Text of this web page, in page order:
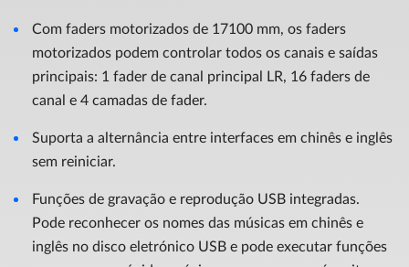
Com faders motorizados de 17100 mm, os faders
motorizados podem controlar todos os canais e saídas
principais: 1 fader de canal principal LR, 16 faders de
canal e 4 camadas de fader.
Suporta a alternância entre interfaces em chinês e inglês
sem reiniciar.
Funções de gravação e reprodução USB integradas.
Pode reconhecer os nomes das músicas em chinês e
inglês no disco eletrónico USB e pode executar funções